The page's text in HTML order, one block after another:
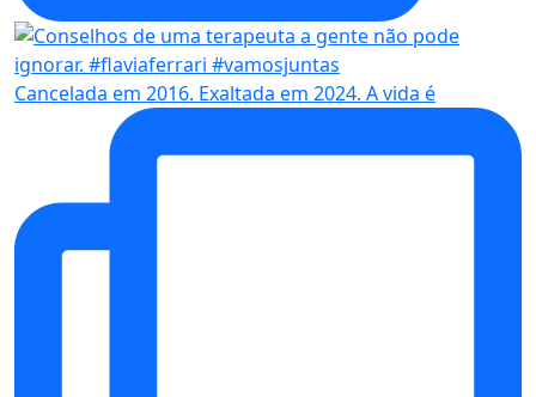
Cancelada em 2016. Exaltada em 2024. A vida é